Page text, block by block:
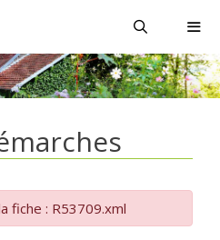
fiche : R53709.xml